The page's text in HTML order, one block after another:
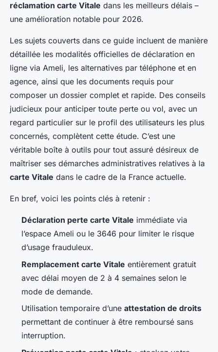
réclamation carte Vitale dans les meilleurs délais –
une amélioration notable pour 2026.
Les sujets couverts dans ce guide incluent de manière
détaillée les modalités officielles de déclaration en
ligne via Ameli, les alternatives par téléphone et en
agence, ainsi que les documents requis pour
composer un dossier complet et rapide. Des conseils
judicieux pour anticiper toute perte ou vol, avec un
regard particulier sur le profil des utilisateurs les plus
concernés, complètent cette étude. C’est une
véritable boîte à outils pour tout assuré désireux de
maîtriser ses démarches administratives relatives à la
carte Vitale dans le cadre de la France actuelle.
En bref, voici les points clés à retenir :
Déclaration perte carte Vitale immédiate via
l’espace Ameli ou le 3646 pour limiter le risque
d’usage frauduleux.
Remplacement carte Vitale entièrement gratuit
avec délai moyen de 2 à 4 semaines selon le
mode de demande.
Utilisation temporaire d’une attestation de droits
permettant de continuer à être remboursé sans
interruption.